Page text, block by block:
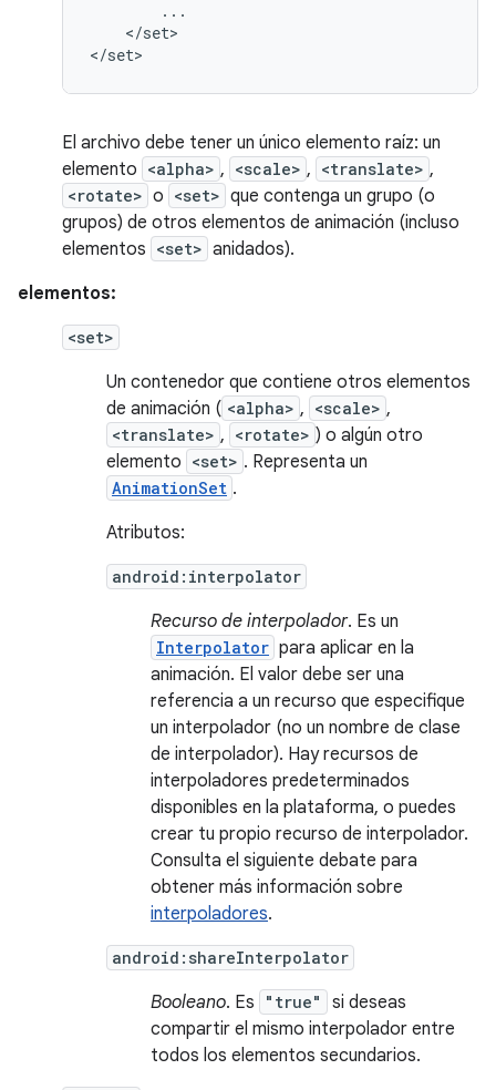
</set>
</set>
El archivo debe tener un único elemento raíz: un
elemento <alpha> , <scale> , <translate> ,
<rotate> o <set> que contenga un grupo (o
grupos) de otros elementos de animación (incluso
elementos <set> anidados).
elementos:
<set>
Un contenedor que contiene otros elementos
de animación ( <alpha> , <scale> ,
<translate> , <rotate> ) o algún otro
elemento <set> . Representa un
AnimationSet .
Atributos:
android:interpolator
Recurso de interpolador. Es un
Interpolator para aplicar en la
animación. El valor debe ser una
referencia a un recurso que especifique
un interpolador (no un nombre de clase
de interpolador). Hay recursos de
interpoladores predeterminados
disponibles en la plataforma, o puedes
crear tu propio recurso de interpolador.
Consulta el siguiente debate para
obtener más información sobre
interpoladores.
android:shareInterpolator
Booleano. Es "true"
si deseas
compartir el mismo interpolador entre
todos los elementos secundarios.